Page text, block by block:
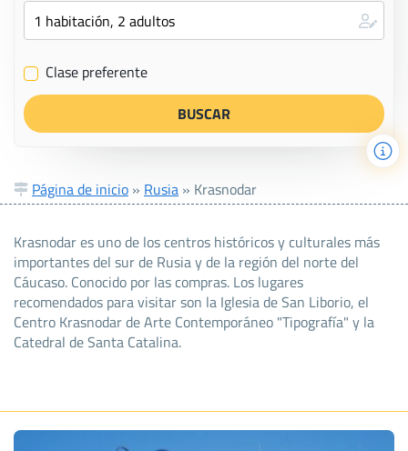
✔ Clase preferente
Página de inicio » Rusia » Krasnodar
Krasnodar es uno de los centros históricos y culturales más
importantes del sur de Rusia y de la región del norte del
Cáucaso. Conocido por las compras. Los lugares
recomendados para visitar son la Iglesia de San Liborio, el
Centro Krasnodar de Arte Contemporáneo "Tipografía" y la
Catedral de Santa Catalina.